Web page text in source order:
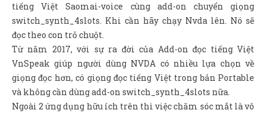
tiếng Việt Saomai-voice cùng add-on chuyển giọng
switch_synth_4slots. Khi cần hãy chạy Nvda lên. Nó sẽ
đọc theo con trỏ chuột.
Từ năm 2017, với sự ra đời của Add-on đọc tiếng Việt
VnSpeak giúp người dùng NVDA có nhiều lựa chọn về
giọng đọc hơn, có giọng đọc tiếng Việt trong bản Portable
và không cần dùng add-on switch_synth_4slots nữa.
Ngoài 2 ứng dụng hữu ích trên thì việc chăm sóc mắt là vô